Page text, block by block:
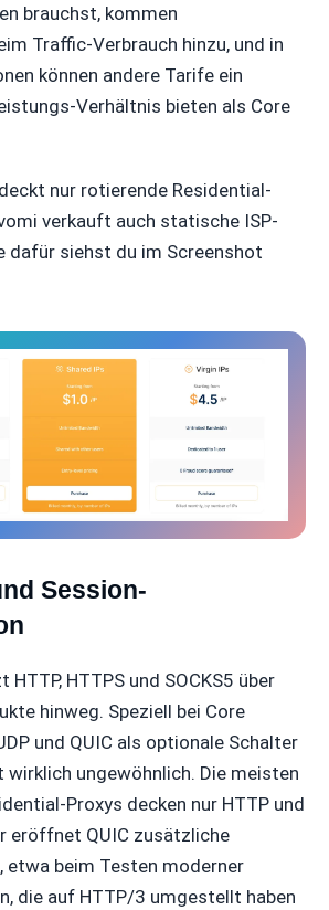
brauchst, kommen
Traffic-Verbrauch hinzu, und in
können andere Tarife ein
Verhältnis bieten als Core
nur rotierende Residential-
verkauft auch statische ISP-
dafür siehst du im Screenshot
Session-
HTTPS und SOCKS5 über
hinweg. Speziell bei Core
und QUIC als optionale Schalter
wirklich ungewöhnlich. Die meisten
Proxys decken nur HTTP und
eröffnet QUIC zusätzliche
etwa beim Testen moderner
die auf HTTP/3 umgestellt haben